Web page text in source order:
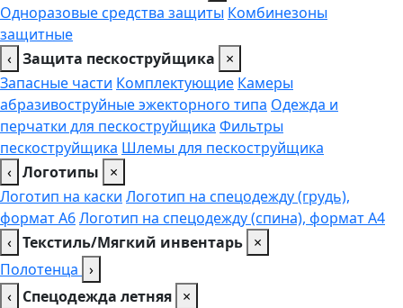
Одноразовые средства защиты Комбинезоны
защитные
‹ Защита пескоструйщика
×
Запасные части Комплектующие Камеры
абразивоструйные эжекторного типа Одежда и
перчатки для пескоструйщика Фильтры
пескоструйщика Шлемы для пескоструйщика
‹ Логотипы
×
Логотип на каски Логотип на спецодежду (грудь),
формат А6Логотип на спецодежду (спина), формат А4
‹ Текстиль/Мягкий инвентарь ×
Полотенца ›
‹ Спецодежда летняя ×